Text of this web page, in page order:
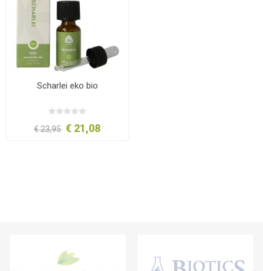
Scharlei eko bio
€ 23,95 € 21,08